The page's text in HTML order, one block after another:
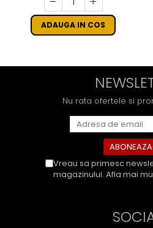
ADAUGA IN COS
Nu rata ofertele si
Vreau sa primesc
magazinului. Afla mai